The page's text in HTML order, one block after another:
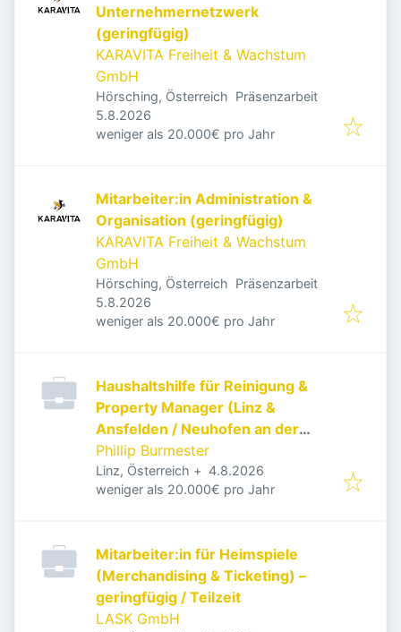
Unternehmernetzwerk
(geringfügig)
KARAVITA Freiheit & Wachstum
GmbH
Hörsching, Österreich Präsenzarbeit
Veröffentlicht
5.8.2026
weniger als 20.000€ pro Jahr
Mitarbeiter:in Administration &
Organisation (geringfügig)
KARAVITA Freiheit & Wachstum
GmbH
Hörsching, Österreich Präsenzarbeit
Veröffentlicht
5.8.2026
weniger als 20.000€ pro Jahr
Haushaltshilfe für Reinigung &
Property Manager (Linz &
Ansfelden / Neuhofen an der
Krems)
Phillip Burmester
Linz, Österreich + Veröffentlicht
4.8.2026
weniger als 20.000€ pro Jahr
Mitarbeiter:in für Heimspiele
(Merchandising & Ticketing) –
geringfügig / Teilzeit
LASK GmbH